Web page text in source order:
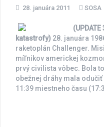
28. januára 2011 SOSA
katastrofy) 28. januára
raketoplán Challenger.
míľnikov americkej
prvý civilista vôbec. Bola
obežnej dráhy mala
11:39 miestneho času